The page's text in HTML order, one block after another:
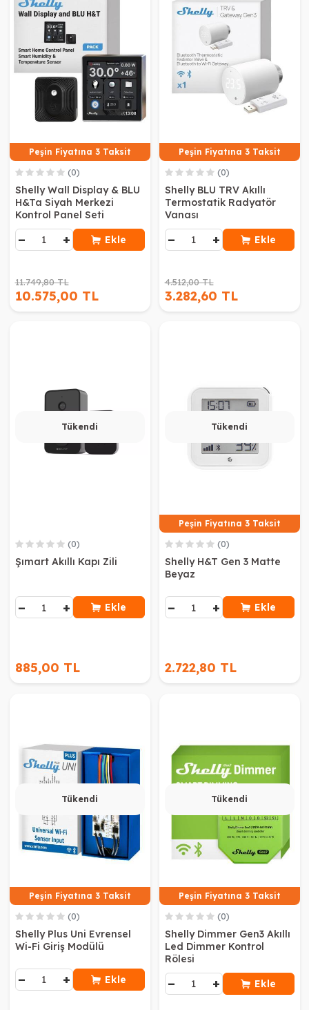
Peşin Fiyatına 3 Taksit
(0)
Shelly Wall Display & BLU
H&Ta Siyah Merkezi
Kontrol Panel Seti
− + Ekle
11.749,80 TL
10.575,00 TL
Peşin Fiyatına 3 Taksit
(0)
Shelly BLU TRV Akıllı
Termostatik Radyatör
Vanası
− + Ekle
4.512,00 TL
3.282,60 TL
Tükendi
(0)
Şımart Akıllı Kapı Zili
− + Ekle
885,00 TL
Peşin Fiyatına 3 Taksit
Tükendi
(0)
Shelly H&T Gen 3 Matte
Beyaz
− + Ekle
2.722,80 TL
Peşin Fiyatına 3 Taksit
Tükendi
(0)
Shelly Plus Uni Evrensel
Wi-Fi Giriş Modülü
− + Ekle
Peşin Fiyatına 3 Taksit
Tükendi
(0)
Shelly Dimmer Gen3 Akıllı
Led Dimmer Kontrol
Rölesi
− + Ekle